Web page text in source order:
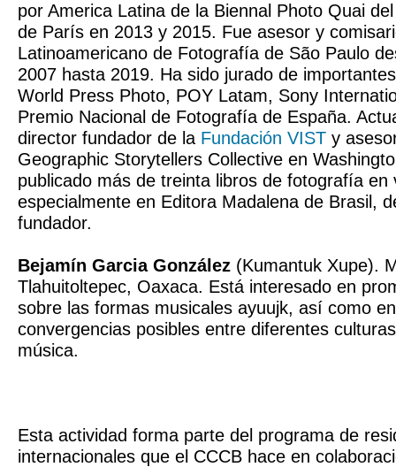
por America Latina de la Biennal Photo Quai
de París en 2013 y 2015. Fue asesor y
Latinoamericano de Fotografía de São Paulo
2007 hasta 2019. Ha sido jurado de
World Press Photo, POY Latam, Sony
Premio Nacional de Fotografía de España.
director fundador de la Fundación VIST y
Geographic Storytellers Collective en
publicado más de treinta libros de fotografía en
especialmente en Editora Madalena de Brasil,
fundador.
Bejamín Garcia González (Kumantuk Xupe).
Tlahuitoltepec, Oaxaca. Está interesado en
sobre las formas musicales ayuujk, así como
convergencias posibles entre diferentes
música.
Esta actividad forma parte del programa de
internacionales que el CCCB hace en